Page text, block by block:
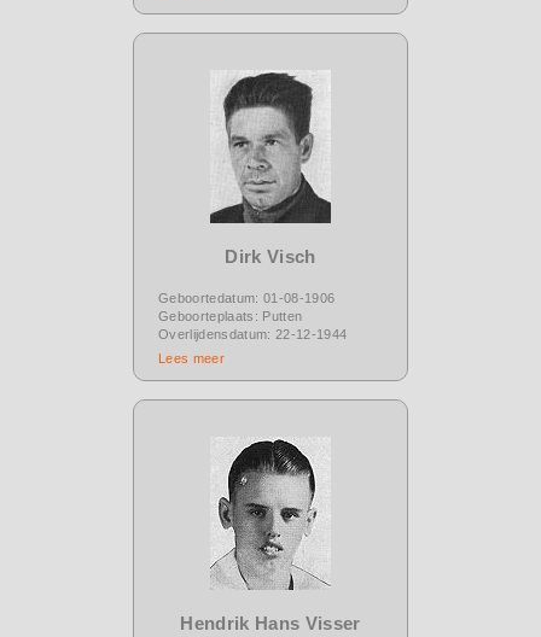
Dirk Visch
Geboortedatum: 01-08-1906
Geboorteplaats: Putten
Overlijdensdatum: 22-12-1944
Lees meer
Hendrik Hans Visser